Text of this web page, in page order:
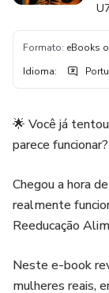
Formato: eBooks
Idioma:
🌟 Você já
parece funcionar?
Chegou a hora
realmente
Reeducação
Neste e-book
mulheres reais,